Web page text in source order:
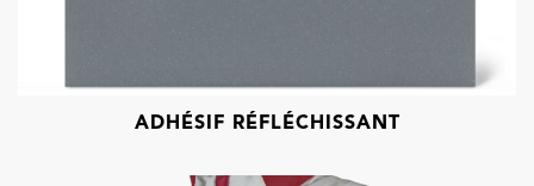
ADHÉSIF RÉFLÉCHISSANT